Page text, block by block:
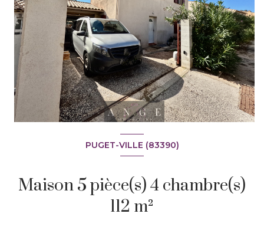
PUGET-VILLE (83390)
Maison 5 pièce(s) 4 chambre(s)
112 m²